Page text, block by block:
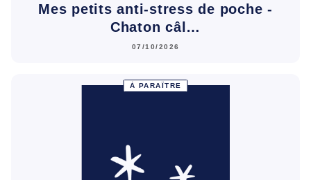
Mes petits anti-stress de poche -
Chaton câl…
07/10/2026
À PARAÎTRE